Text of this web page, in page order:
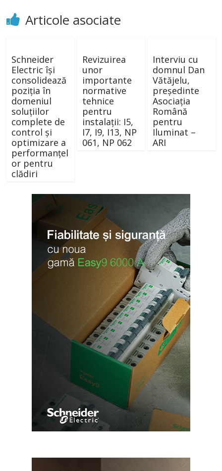
Articole asociate
Schneider
Electric își
consolidează
poziția în
domeniul
soluțiilor
complete de
control și
optimizare a
performanțel
or pentru
clădiri
Revizuirea
unor
importante
normative
tehnice
pentru
instalații: I5,
I7, I9, I13, NP
061, NP 062
Interviu cu
domnul Dan
Vătăjelu,
președinte
Asociația
Română
pentru
Iluminat –
ARI